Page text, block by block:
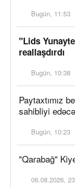
Bugün, 11:53
"Lids
reallaşdırdı
Bugün, 10:38
Paytaxtımız
sahibliyi
Bugün, 10:23
"Qarabağ"
06.08.2026,